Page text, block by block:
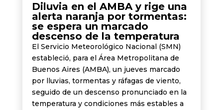
Diluvia en el AMBA y rige una
alerta naranja por tormentas:
se espera un marcado
descenso de la temperatura
El Servicio Meteorológico Nacional (SMN)
estableció, para el Área Metropolitana de
Buenos Aires (AMBA), un jueves marcado
por lluvias, tormentas y ráfagas de viento,
seguido de un descenso pronunciado en la
temperatura y condiciones más estables a